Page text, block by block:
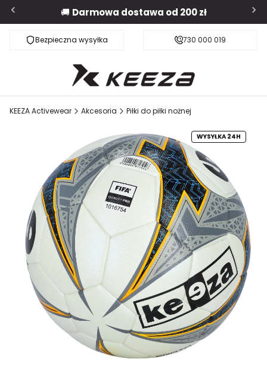
🚚 Darmowa dostawa od 200 zł
Bezpieczna wysyłka Darmowa dostawa od 200 zł
730 000 019
KEEZA Activewear Akcesoria Piłki do piłki nożnej
WYSYŁKA 24H